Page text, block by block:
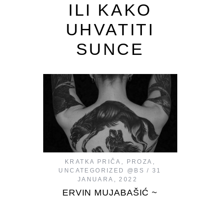
ILI KAKO
UHVATITI
SUNCE
KRATKA PRIČA PROZA
UNCATEGORIZED @BS
31
JANUARA, 2022
ERVIN MUJABAŠIĆ ~